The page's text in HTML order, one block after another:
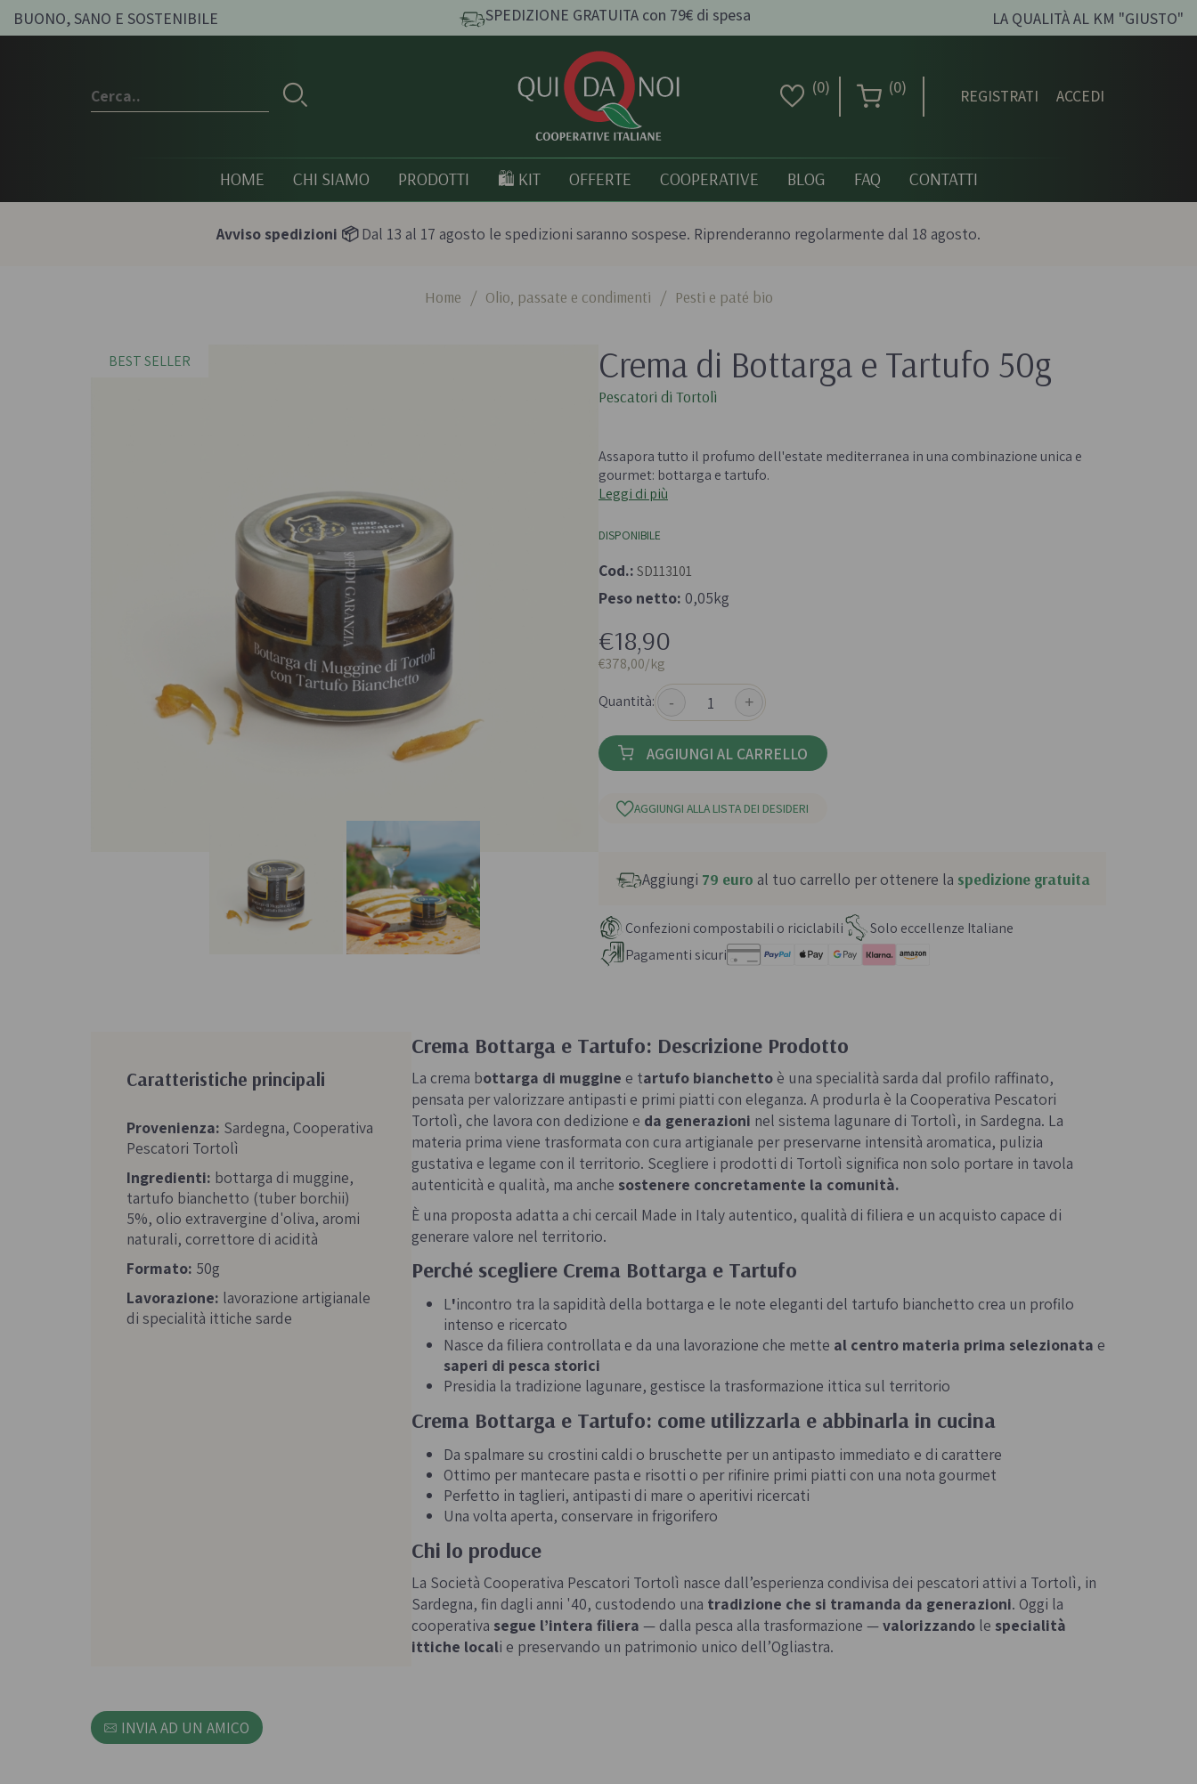
BUONO, SANO E SOSTENIBILE SPEDIZIONE GRATUITA con 79€ di spesa LA QUALITÀ AL KM "GIUSTO"
(0) (0) REGISTRATI ACCEDI
HOME CHI SIAMO PRODOTTI
Olive sott'olio e conserve
Pasta artigianale
Taralli e grissini artigianali
Prodotti italiani biologici
e miele
Creme spalmabili
Biscotti, cioccolato e
Dolci tipici siciliani
Cioccolato di Modica
Occasioni al Cioccolato
Gluten free
Prodotti artigianali senza
glutine
Té e tisane biologiche
Succhi bio e bevande
🛍️ KIT OFFERTE COOPERATIVE BLOG FAQ CONTATTI
Avviso spedizioni 📦Dal 13 al 17 agosto le spedizioni saranno sospese. Riprenderanno regolarmente dal 18 agosto.
Home / Olio, passate e condimenti / Pesti e paté bio
BEST SELLER
Crema di Bottarga e Tartufo 50g
Pescatori di Tortolì
Assapora tutto il profumo dell'estate mediterranea in una combinazione unica e
gourmet: bottarga e tartufo.
Leggi di più
DISPONIBILE
Cod.:SD113101
Peso netto: 0,05kg
€18,90
€378,00/kg
Quantità:
- +
AGGIUNGI AL CARRELLO
AGGIUNGI ALLA LISTA DEI DESIDERI
Aggiungi 79 euro al tuo carrello per ottenere la spedizione gratuita
Confezioni compostabili o riciclabili
Solo eccellenze Italiane
Pagamenti sicuri
Crema Bottarga e Tartufo: Descrizione Prodotto
La crema bottarga di muggine e tartufo bianchettoè una specialità sarda dal profilo raffinato,
pensata per valorizzare antipasti e primi piatti con eleganza. A produrla è la Cooperativa Pescatori
Tortolì, che lavora con dedizione e da generazioni nel sistema lagunare di Tortolì, in Sardegna. La
materia prima viene trasformata con cura artigianale per preservarne intensità aromatica, pulizia
gustativa e legame con il territorio. Scegliere i prodotti di Tortolì significa non solo portare in tavola
autenticità e qualità, ma anche sostenere concretamente la comunità.
È una proposta adatta a chi cercail Made in Italy autentico, qualità di filiera e un acquisto capace di
generare valore nel territorio.
Perché scegliere Crema Bottarga e Tartufo
L'incontro tra la sapidità della bottarga e le note eleganti del tartufo bianchetto crea un profilo
intenso e ricercato
Nasce da filiera controllata e da una lavorazione che mette al centro materia prima selezionata e
saperi di pesca storici
Presidia la tradizione lagunare, gestisce la trasformazione ittica sul territorio
Crema Bottarga e Tartufo: come utilizzarla e abbinarla in cucina
Da spalmare su crostini caldi o bruschette per un antipasto immediato e di carattere
Ottimo per mantecare pasta e risotti o per rifinire primi piatti con una nota gourmet
Perfetto in taglieri, antipasti di mare o aperitivi ricercati
Una volta aperta, conservare in frigorifero
Chi lo produce
La Società Cooperativa Pescatori Tortolì nasce dall’esperienza condivisa dei pescatori attivi a Tortolì, in
Sardegna, fin dagli anni '40, custodendo una tradizione che si tramanda da generazioni. Oggi la
cooperativa segue l’intera filiera — dalla pesca alla trasformazione —valorizzando le specialità
ittiche locali e preservando un patrimonio unico dell’Ogliastra.
Caratteristiche principali
Provenienza: Sardegna, Cooperativa
Pescatori Tortolì
Ingredienti: bottarga di muggine,
tartufo bianchetto (tuber borchii)
5%, olio extravergine d'oliva, aromi
naturali, correttore di acidità
Formato: 50g
Lavorazione: lavorazione artigianale
di specialità ittiche sarde
INVIA AD UN AMICO